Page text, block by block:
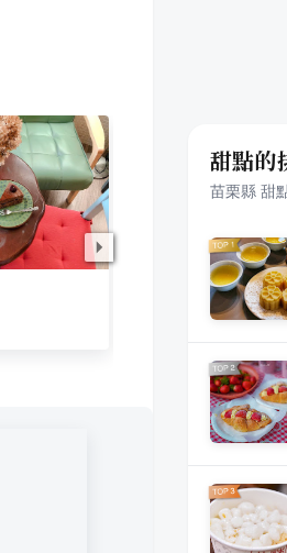
揉PAin烘焙坊
則評論
甜點的
苗栗縣 甜